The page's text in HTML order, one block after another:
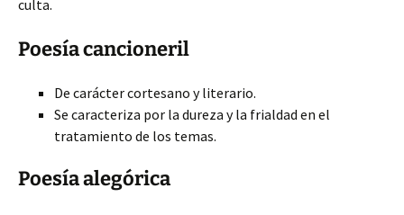
culta.
Poesía cancioneril
De carácter cortesano y literario.
Se caracteriza por la dureza y la frialdad en el
tratamiento de los temas.
Poesía alegórica